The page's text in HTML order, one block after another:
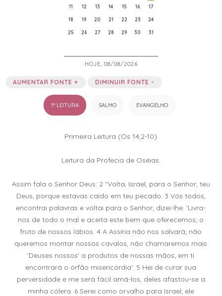
11
12 13 14 15 16
17
18
19 20 21 22 23
24
25
26 27 28 29 30 31
HOJE, 08/08/2026
AUMENTAR FONTE + DIMINUIR FONTE -
1ª LEITURA SALMO EVANGELHO
Primeira Leitura (Os 14,2-10)
Leitura da Profecia de Oséias.
Assim fala o Senhor Deus: 2 "Volta, Israel, para o Senhor, teu
Deus, porque estavas caído em teu pecado. 3 Vós todos,
encontrai palavras e voltai para o Senhor; dizei-lhe: 'Livra-
nos de todo o mal e aceita este bem que oferecemos; o
fruto de nossos lábios. 4 A Assíria não nos salvará; não
queremos montar nossos cavalos, não chamaremos mais
'Deuses nossos' a produtos de nossas mãos; em ti
encontrará o órfão misericórdia'. 5 Hei de curar sua
perversidade e me será fácil amá-los, deles afastou-se a
minha cólera. 6 Serei como orvalho para Israel; ele